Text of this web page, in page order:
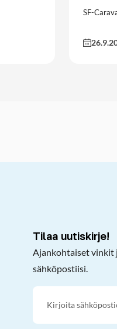
SF-
Tilaa uutiskirje!
Ajankohtaiset vinkit
sähköpostiisi.